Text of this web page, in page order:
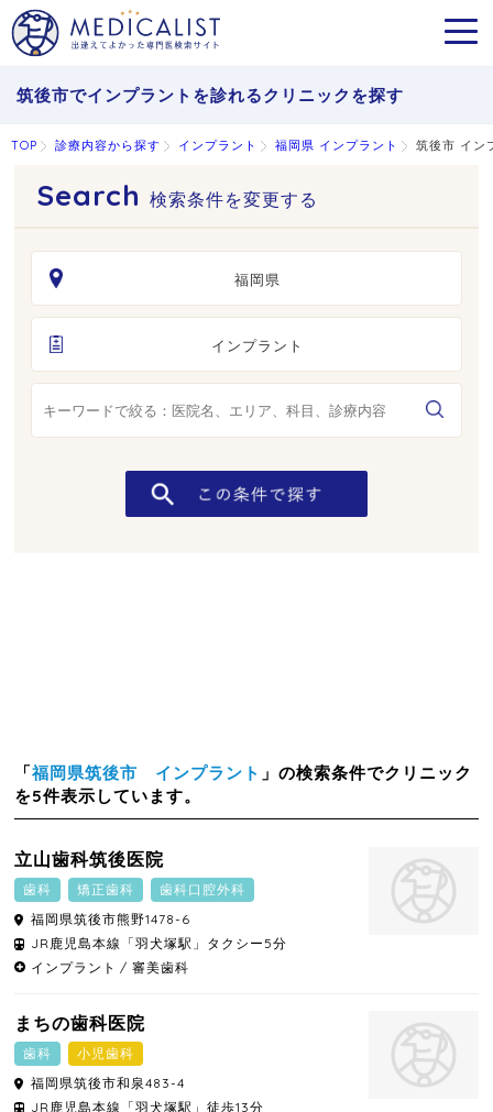
筑後市でインプラントを診れるクリニックを探す
TOP 診療内容から探す インプラント 福岡県 インプラント 筑後市 イン
検索条件を変更する
福岡県
インプラント
「福岡県筑後市 インプラント 」の検索条件でクリニック
を5件表示しています。
立山歯科筑後医院
歯科 矯正歯科
歯科口腔外科
福岡県筑後市熊野1478-6
JR鹿児島本線「羽犬塚駅」タクシー5分
インプラント
審美歯科
まちの歯科医院
歯科
小児歯科
福岡県筑後市和泉483-4
JR鹿児島本線「羽犬塚駅」徒歩13分